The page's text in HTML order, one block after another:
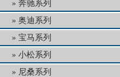
奔驰系列
奥迪系列
宝马系列
小松系列
尼桑系列